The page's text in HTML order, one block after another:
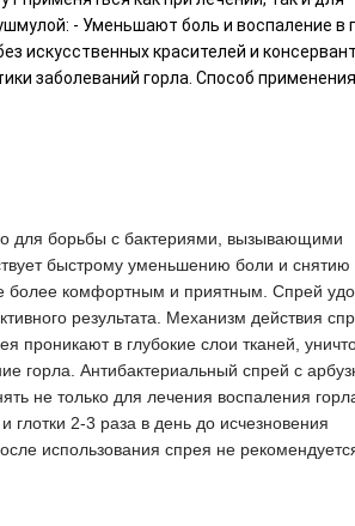
- Уменьшают боль и воспаление в
искусственных красителей и
заболеваний горла. Способ применения
для борьбы с бактериями, вызывающими
быстрому уменьшению боли и снятию
более комфортным и приятным. Спрей
результата. Механизм действия
проникают в глубокие слои тканей,
горла. Антибактериальный спрей с
не только для лечения воспаления
2-3 раза в день до исчезновения
использования спрея не